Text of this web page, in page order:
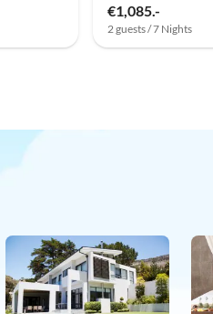
€1,085.-
2 guests / 7 Nights